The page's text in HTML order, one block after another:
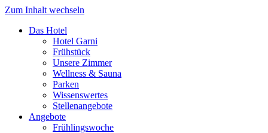
Zum Inhalt wechseln
Das Hotel
Hotel Garni
Frühstück
Unsere Zimmer
Wellness & Sauna
Parken
Wissenswertes
Stellenangebote
Angebote
Frühlingswoche